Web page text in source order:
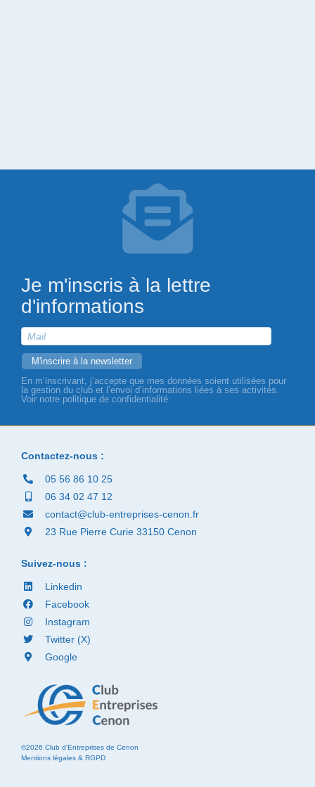
Je m'inscris à la lettre
d'informations
En m’inscrivant, j’accepte que mes données soient utilisées pour
la gestion du club et l’envoi d’informations liées à ses activités.
Voir notre politique de confidentialité.
©2026 Club d'Entreprises de Cenon
Mentions légales & RGPD
Contactez-nous :
05 56 86 10 25
06 34 02 47 12
contact@club-entreprises-cenon.fr
23 Rue Pierre Curie 33150 Cenon
Suivez-nous :
Linkedin
Facebook
Instagram
Twitter (X)
Google